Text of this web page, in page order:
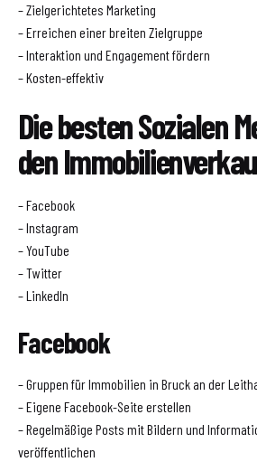
– Zielgerichtetes Marketing
– Erreichen einer breiten Zielgruppe
– Interaktion und Engagement fördern
– Kosten-effektiv
Die besten Sozialen
den
– Facebook
– Instagram
– YouTube
– Twitter
– LinkedIn
Facebook
– Gruppen für Immobilien in Bruck an der
– Eigene Facebook-Seite erstellen
– Regelmäßige Posts mit Bildern und
veröffentlichen